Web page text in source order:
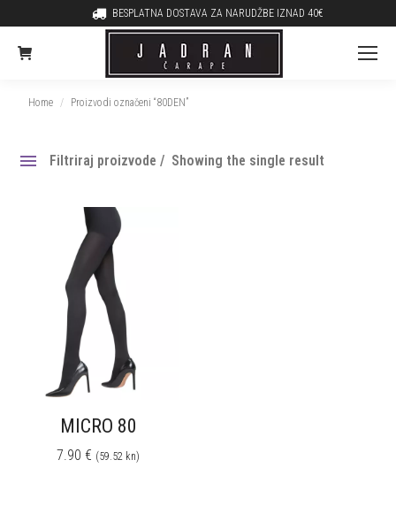
BESPLATNA DOSTAVA ZA NARUDŽBE IZNAD 40€
You are here:
Home Proizvodi označeni “80DEN”
Filtriraj proizvode Showing the single result
MICRO 80
7.90 € (59.52 kn)